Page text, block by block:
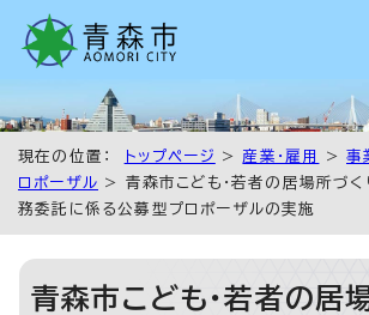
現在の位置： トップページ > 産業・雇用 >事
ロポーザル > 青森市こども・若者の居場所づく
務委託に係る公募型プロポーザルの実施
青森市こども・若者の居